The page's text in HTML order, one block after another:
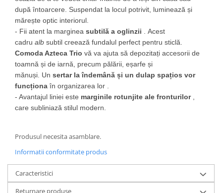
după întoarcere. Suspendat la locul potrivit, luminează și
mărește optic interiorul.
- Fii atent la marginea subtilă a oglinzii
Acest
cadru alb subtil creează fundalul perfect pentru sticlă.
Comoda Azteca Trio vă va ajuta să depozitați accesorii de
toamnă și de iarnă, precum pălării, eșarfe și
mănuși. Un sertar la îndemână și un dulap spațios vor
funcționa în organizarea lor
- Avantajul liniei este marginile rotunjite ale fronturilor,
care subliniază stilul modern.
Produsul necesita asamblare.
Informatii conformitate produs
Caracteristici
Returnare produse